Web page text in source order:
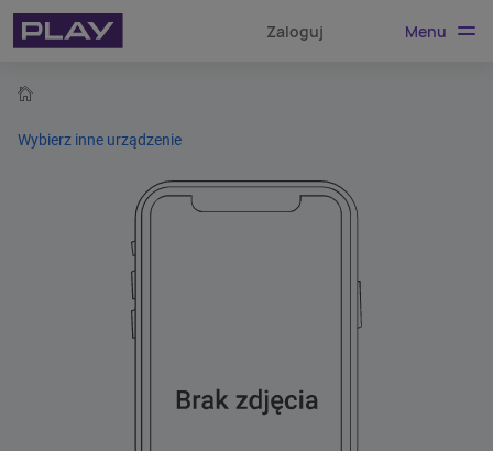
Zaloguj Menu
Wybierz inne urządzenie